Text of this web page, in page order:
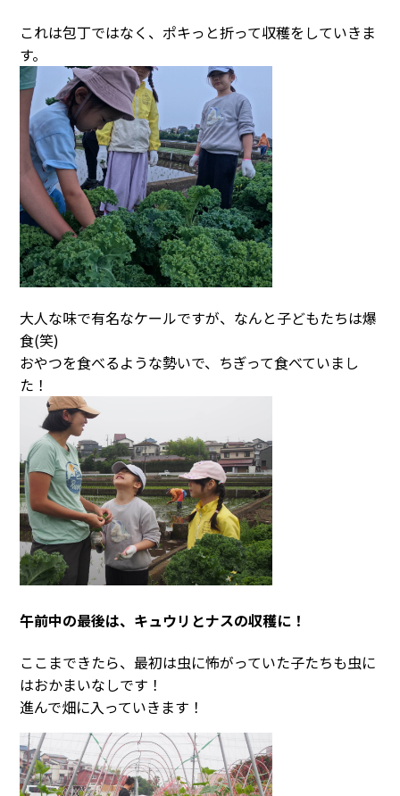
これは包丁ではなく、ポキっと折って収穫をしていきま
す。
大人な味で有名なケールですが、なんと子どもたちは爆
食(笑)
おやつを食べるような勢いで、ちぎって食べていまし
た！
午前中の最後は、キュウリとナスの収穫に！
ここまできたら、最初は虫に怖がっていた子たちも虫に
はおかまいなしです！
進んで畑に入っていきます！